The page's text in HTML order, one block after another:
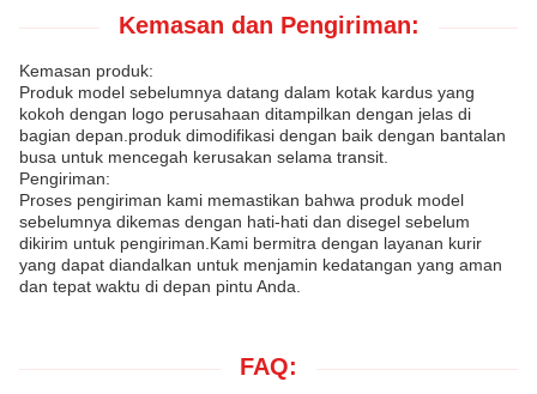
Kemasan dan Pengiriman:
Kemasan produk:
Produk model sebelumnya datang dalam kotak kardus yang
kokoh dengan logo perusahaan ditampilkan dengan jelas di
bagian depan.produk dimodifikasi dengan baik dengan bantalan
busa untuk mencegah kerusakan selama transit.
Pengiriman:
Proses pengiriman kami memastikan bahwa produk model
sebelumnya dikemas dengan hati-hati dan disegel sebelum
dikirim untuk pengiriman.Kami bermitra dengan layanan kurir
yang dapat diandalkan untuk menjamin kedatangan yang aman
dan tepat waktu di depan pintu Anda.
FAQ: